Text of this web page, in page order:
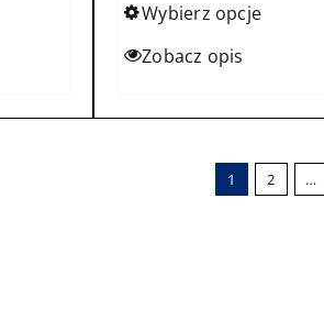
Wybierz opcje
Ten
wariantów.
Zobacz opis
1 2 …